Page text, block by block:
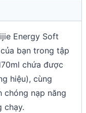
Energy Soft
bạn trong tập
chứa được
hiệu), cùng
chóng nạp năng
chạy.